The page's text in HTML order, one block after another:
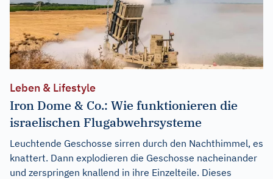
Leben & Lifestyle
Iron Dome & Co.: Wie funktionieren die
israelischen Flugabwehrsysteme
Leuchtende Geschosse sirren durch den Nachthimmel, es
knattert. Dann explodieren die Geschosse nacheinander
und zerspringen knallend in ihre Einzelteile. Dieses